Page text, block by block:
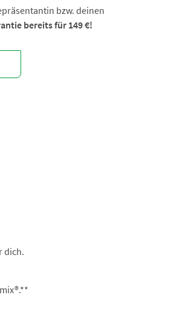
bzw. deinen
bereits für 149 €!
dich.